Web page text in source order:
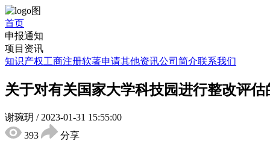
首页
申报通知
项目资讯
知识产权工商注册软著申请其他资讯公司简介联系我们
关于对有关国家大学科技园进行整改评估
谢琬玥 / 2023-01-31 15:55:00
393
分享